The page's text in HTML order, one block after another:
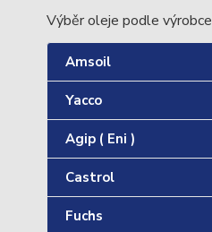
Výběr oleje podle výrobce
Amsoil
Yacco
Agip ( Eni )
Castrol
Fuchs